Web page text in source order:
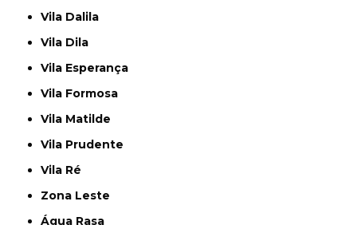
Vila Dalila
Vila Dila
Vila Esperança
Vila Formosa
Vila Matilde
Vila Prudente
Vila Ré
Zona Leste
Água Rasa